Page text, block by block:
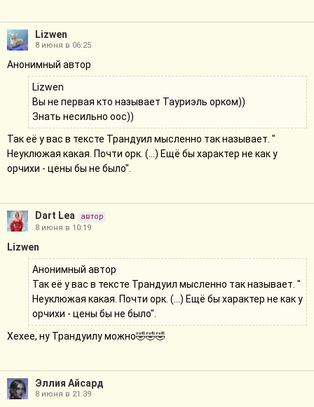
Lizwen
8 июня в 06:25
Анонимный автор
Lizwen
Вы не первая кто называет Тауриэль орком))
Знать несильно оос))
Так её у вас в тексте Трандуил мысленно так называет. "
Неуклюжая какая. Почти орк. (...) Ещё бы характер не как у
орчихи - цены бы не было".
Dart Lea
автор
8 июня в 10:19
Lizwen
Анонимный автор
Так её у вас в тексте Трандуил мысленно так называет. "
Неуклюжая какая. Почти орк. (...) Ещё бы характер не как у
орчихи - цены бы не было".
Хехее, ну Трандуилу можно🤣🤣🤣
Эллия Айсард
8 июня в 21:39